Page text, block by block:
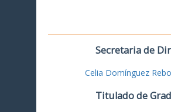
Secretaria de
Celia Domínguez
Titulado de